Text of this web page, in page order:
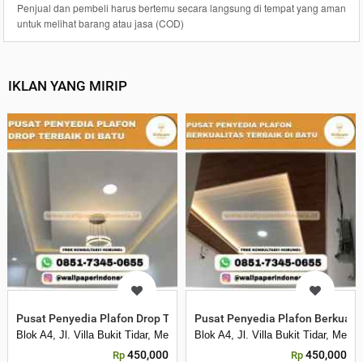
Penjual dan pembeli harus bertemu secara langsung di tempat yang aman
untuk melihat barang atau jasa (COD)
IKLAN YANG MIRIP
Pusat Penyedia Plafon Drop Terbaik di Batu
Blok A4, Jl. Villa Bukit Tidar, Merjosari, Kec. Lowokwaru, Kota Malang,
Rp 450,000
Pusat Penyedia Plafon
Blok A4, Jl. Villa Bukit Tidar,
Rp 450,000